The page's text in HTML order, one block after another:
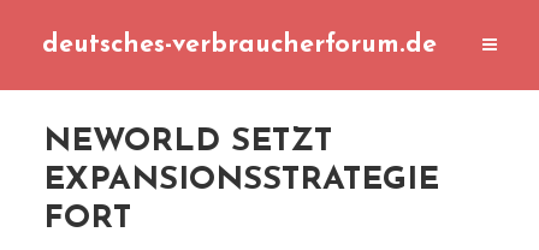
deutsches-verbraucherforum.de
NEWORLD SETZT
EXPANSIONSSTRATEGIE
FORT